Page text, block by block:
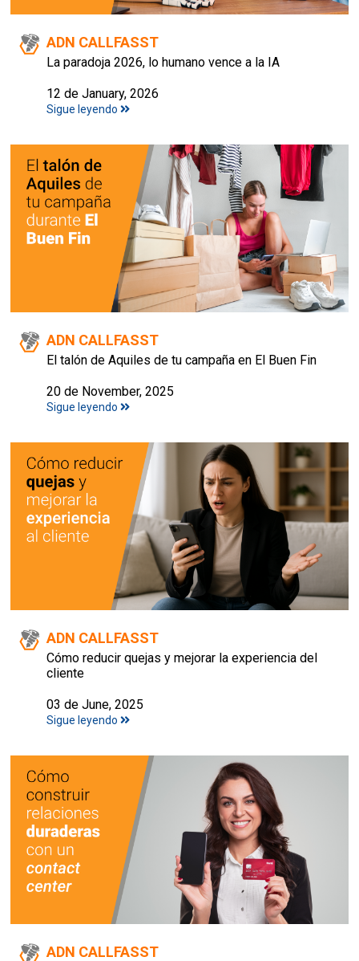
ADN CALLFASST
La paradoja 2026, lo humano vence a la IA
12 de January, 2026
Sigue leyendo
ADN CALLFASST
El talón de Aquiles de tu campaña en El Buen Fin
20 de November, 2025
Sigue leyendo
ADN CALLFASST
Cómo reducir quejas y mejorar la experiencia del
cliente
03 de June, 2025
Sigue leyendo
ADN CALLFASST